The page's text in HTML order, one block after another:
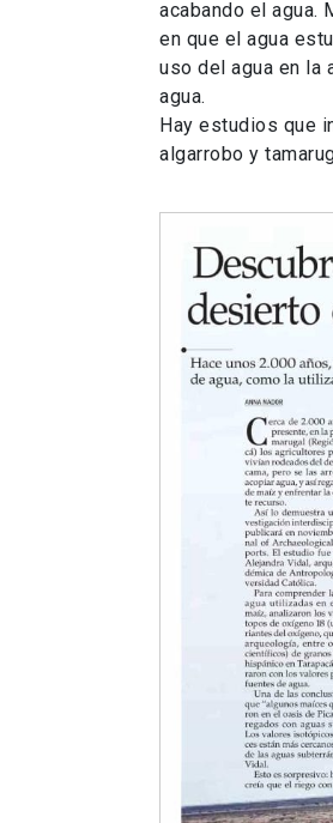
acabando el agua.
en que el agua
uso del agua en la
agua.
Hay estudios que
algarrobo y